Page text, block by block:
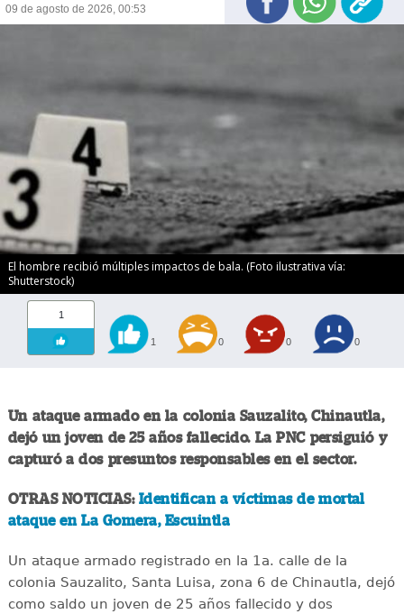
09 de agosto de 2026, 00:53
El hombre recibió múltiples impactos de bala. (Foto ilustrativa vía:
Shutterstock)
1
1 0 0 0
Un ataque armado en la colonia Sauzalito, Chinautla,
dejó un joven de 25 años fallecido. La PNC persiguió y
capturó a dos presuntos responsables en el sector.
OTRAS NOTICIAS:Identifican a víctimas de mortal
ataque en La Gomera, Escuintla
Un ataque armado registrado en la 1a. calle de la
colonia Sauzalito, Santa Luisa, zona 6 de Chinautla, dejó
como saldo un joven de 25 años fallecido y dos